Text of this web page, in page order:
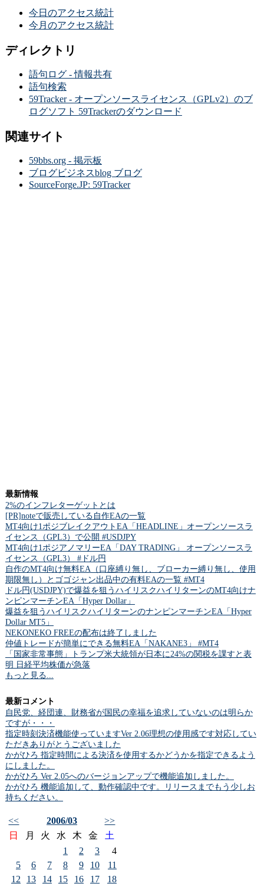
今日のアクセス統計
今月のアクセス統計
ディレクトリ
語句ログ - 情報共有
語句検索
59Tracker - オープンソースライセンス（GPLv2）のブ
ログソフト 59Trackerのダウンロード
関連サイト
59bbs.org - 掲示板
ブログビジネスblog ブログ
SourceForge.JP: 59Tracker
最新情報
2%のインフレターゲットとは
[PR]noteで販売している自作EAの一覧
MT4向け1ポジブレイクアウトEA「HEADLINE」オープンソースラ
イセンス（GPL3）で公開 #USDJPY
MT4向け1ポジアノマリーEA「DAY TRADING」 オープンソースラ
イセンス（GPL3） #ドル円
自作のMT4向け無料EA（口座縛り無し、ブローカー縛り無し、使用
期限無し）とゴゴジャン出品中の有料EAの一覧 #MT4
ドル円(USDJPY)で爆益を狙うハイリスクハイリターンのMT4向けナ
ンピンマーチンEA「Hyper Dollar」
爆益を狙うハイリスクハイリターンのナンピンマーチンEA「Hyper
Dollar MT5」
NEKONEKO FREEの配布は終了しました
仲値トレードが簡単にできる無料EA「NAKANE3」 #MT4
「国家非常事態」トランプ米大統領が日本に24%の関税を課すと表
明 日経平均株価が急落
もっと見る...
最新コメント
自民党、経団連、財務省が国民の幸福を追求していないのは明らか
ですが・・・
指定時刻決済機能使っていますVer 2.06理想の使用感です対応してい
ただきありがとうございました
かがひろ 指定時間による決済を使用するかどうかを指定できるよう
にしました。
かがひろ Ver 2.05へのバージョンアップで機能追加しました。
かがひろ 機能追加して、動作確認中です。リリースまでもう少しお
持ちください。
<< 2006/03
>>
日
月 火 水 木 金
土
1
2 3
4
5
6 7 8 9 10
11
12
13 14 15 16 17
18